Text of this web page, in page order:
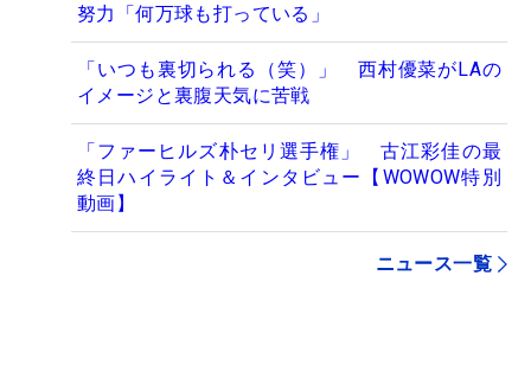
努力「何万球も打っている」
「いつも裏切られる（笑）」 西村優菜がLAの
イメージと裏腹天気に苦戦
「ファーヒルズ朴セリ選手権」 古江彩佳の最
終日ハイライト＆インタビュー【WOWOW特別
動画】
ニュース一覧